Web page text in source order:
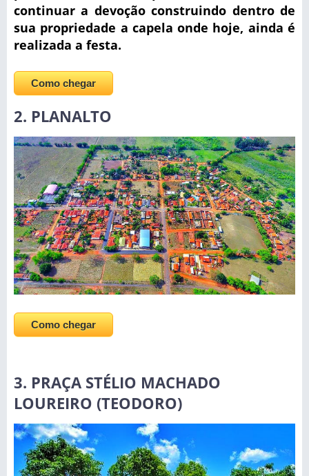
continuar a devoção construindo dentro de
sua propriedade a capela onde hoje, ainda é
realizada a festa.
Como chegar
2. PLANALTO
Como chegar
3. PRAÇA STÉLIO MACHADO
LOUREIRO (TEODORO)